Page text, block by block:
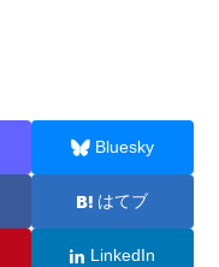
Bluesky
はてブ
LinkedIn